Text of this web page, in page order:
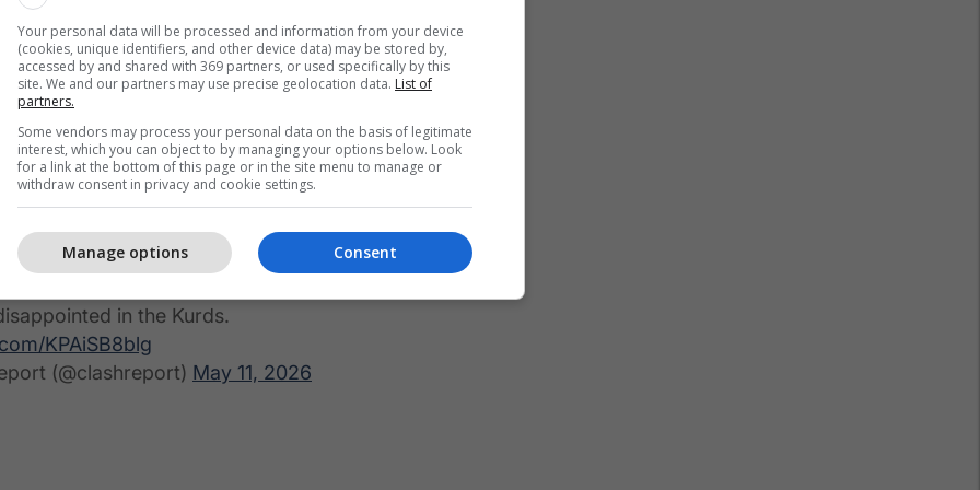
armë me municione, dhe ato duhej të
ata i mbajtën", shtoi Trump. /Telegrafi/
Kurds:
take, take. They have a great reputation in
says they fight hard. They fight hard
paid.
in the Kurds.
KPAiSB8blg
(@clashreport) May 11, 2026
Your personal data will be processed and information from your device
(cookies, unique identifiers, and other device data) may be stored by,
accessed by and shared with 369 partners, or used specifically by this
site. We and our partners may use precise geolocation data. List of
partners.
Some vendors may process your personal data on the basis of legitimate
interest, which you can object to by managing your options below. Look
for a link at the bottom of this page or in the site menu to manage or
withdraw consent in privacy and cookie settings.
Consent
Manage options